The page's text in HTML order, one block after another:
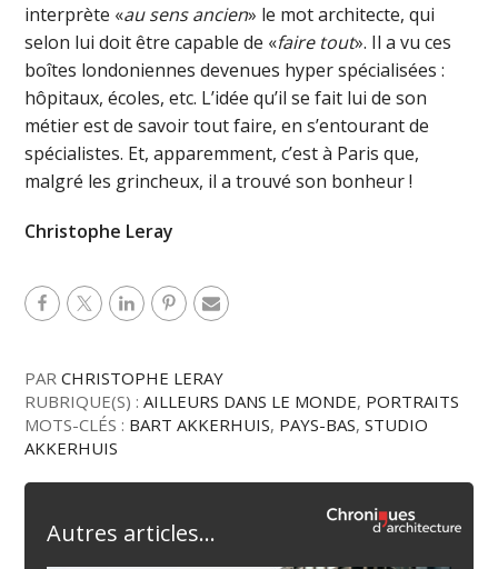
interprète «au sens ancien» le mot architecte, qui
selon lui doit être capable de «faire tout». Il a vu ces
boîtes londoniennes devenues hyper spécialisées :
hôpitaux, écoles, etc. L’idée qu’il se fait lui de son
métier est de savoir tout faire, en s’entourant de
spécialistes. Et, apparemment, c’est à Paris que,
malgré les grincheux, il a trouvé son bonheur !
Christophe Leray
PARCHRISTOPHE LERAY
RUBRIQUE(S) :AILLEURS DANS LE MONDE, PORTRAITS
MOTS-CLÉS : BART AKKERHUIS, PAYS-BAS,STUDIO
AKKERHUIS
Autres articles...